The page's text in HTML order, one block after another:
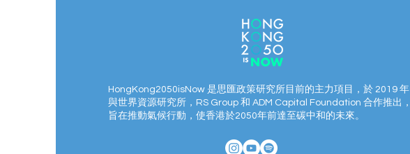
HongKong2050isNow 是思匯政策研究所目前的主力項目，於 2019 年
與世界資源研究所，RS Group 和 ADM Capital Foundation 合作推出，
旨在推動氣候行動，使香港於2050年前達至碳中和的未來。